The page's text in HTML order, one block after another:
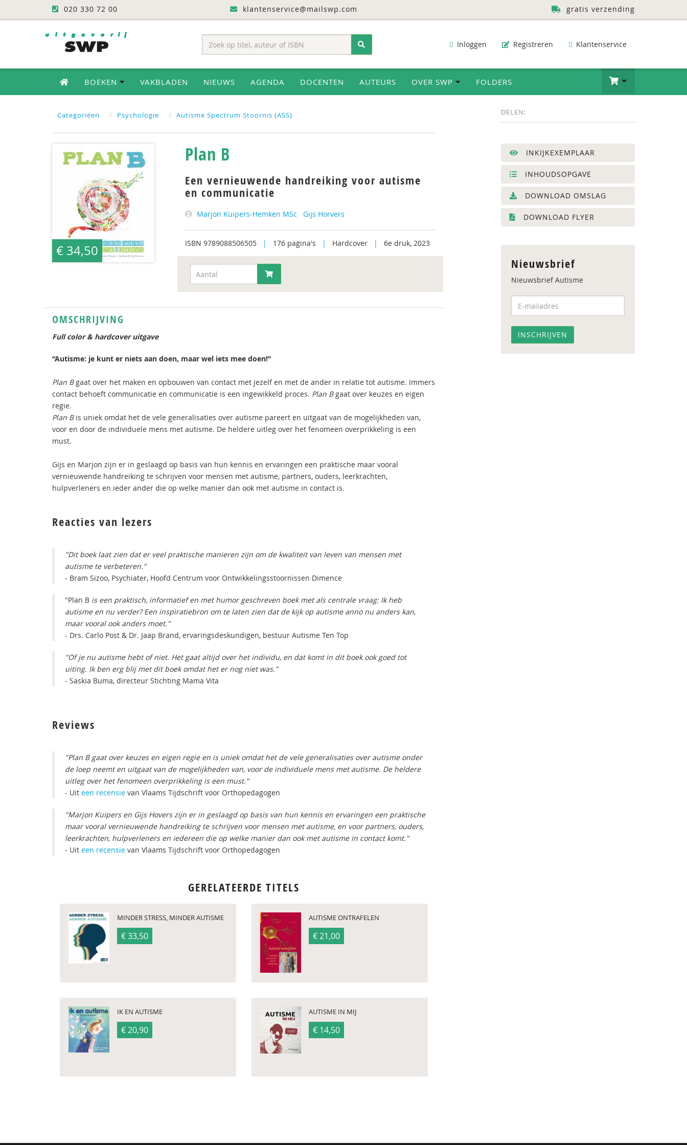
020 330 72 00 klantenservice@mailswp.com gratis verzending
Inloggen Registreren Klantenservice
BOEKEN VAKBLADEN NIEUWS AGENDA DOCENTEN AUTEURS OVER SWP FOLDERS
Categoriëen Psychologie Autisme Spectrum Stoornis (ASS) DELEN:
€ 34,50
Plan B
Een vernieuwende handreiking voor autisme
en communicatie
Marjon Kuipers-Hemken MSc Gijs Horvers
ISBN 9789088506505 | 176 pagina's | Hardcover | 6e druk, 2023
OMSCHRIJVING
Full color & hardcover uitgave
“Autisme: je kunt er niets aan doen, maar wel iets mee doen!”
Plan Bgaat over het maken en opbouwen van contact met jezelf en met de ander in relatie tot autisme. Immers
contact behoeft communicatie en communicatie is een ingewikkeld proces. Plan Bgaat over keuzes en eigen
regie.
Plan Bis uniek omdat het de vele generalisaties over autisme pareert en uitgaat van de mogelijkheden van,
voor en door de individuele mens met autisme. De heldere uitleg over het fenomeen overprikkeling is een
must.
Gijs en Marjon zijn er in geslaagd op basis van hun kennis en ervaringen een praktische maar vooral
vernieuwende handreiking te schrijven voor mensen met autisme, partners, ouders, leerkrachten,
hulpverleners en ieder ander die op welke manier dan ook met autisme in contact is.
Reacties van lezers
"Dit boek laat zien dat er veel praktische manieren zijn om de kwaliteit van leven van mensen met
autisme te verbeteren."
- Bram Sizoo, Psychiater, Hoofd Centrum voor Ontwikkelingsstoornissen Dimence
"Plan B is een praktisch, informatief en met humor geschreven boek met als centrale vraag: Ik heb
autisme en nu verder? Een inspiratiebron om te laten zien dat de kijk op autisme anno nu anders kan,
maar vooral ook anders moet."
- Drs. Carlo Post & Dr. Jaap Brand, ervaringsdeskundigen, bestuur Autisme Ten Top
"Of je nu autisme hebt of niet. Het gaat altijd over het individu, en dat komt in dit boek ook goed tot
uiting. Ik ben erg blij met dit boek omdat het er nog niet was."
- Saskia Buma, directeur Stichting Mama Vita
Reviews
"Plan B gaat over keuzes en eigen regie en is uniek omdat het de vele generalisaties over autisme onder
de loep neemt en uitgaat van de mogelijkheden van, voor de individuele mens met autisme. De heldere
uitleg over het fenomeen overprikkeling is een must."
- Uit een recensie van Vlaams Tijdschrift voor Orthopedagogen
"Marjon Kuipers en Gijs Hovers zijn er in geslaagd op basis van hun kennis en ervaringen een praktische
maar vooral vernieuwende handreiking te schrijven voor mensen met autisme, en voor partners, ouders,
leerkrachten, hulpverleners en iedereen die op welke manier dan ook met autisme in contact komt."
- Uit een recensie van Vlaams Tijdschrift voor Orthopedagogen
GERELATEERDE TITELS
MINDER STRESS, MINDER AUTISME
€ 33,50
AUTISME ONTRAFELEN
€ 21,00
IK EN AUTISME
€ 20,90
AUTISME IN MIJ
€ 14,50
INKIJKEXEMPLAAR
INHOUDSOPGAVE
DOWNLOAD OMSLAG
DOWNLOAD FLYER
Nieuwsbrief
Nieuwsbrief Autisme